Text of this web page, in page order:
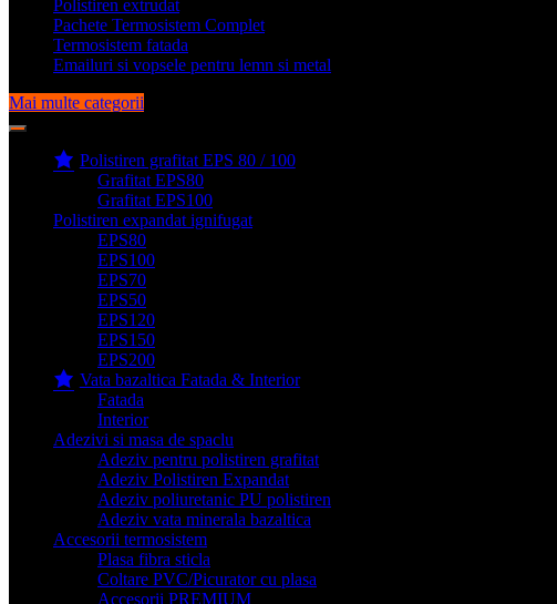
Polistiren extrudat
Pachete Termosistem Complet
Termosistem fatada
Emailuri si vopsele pentru lemn si metal
Mai multe categorii
Polistiren grafitat EPS 80 / 100
Grafitat EPS80
Grafitat EPS100
Polistiren expandat ignifugat
EPS80
EPS100
EPS70
EPS50
EPS120
EPS150
EPS200
Vata bazaltica Fatada & Interior
Fatada
Interior
Adezivi si masa de spaclu
Adeziv pentru polistiren grafitat
Adeziv Polistiren Expandat
Adeziv poliuretanic PU polistiren
Adeziv vata minerala bazaltica
Accesorii termosistem
Plasa fibra sticla
Coltare PVC/Picurator cu plasa
Accesorii PREMIUM